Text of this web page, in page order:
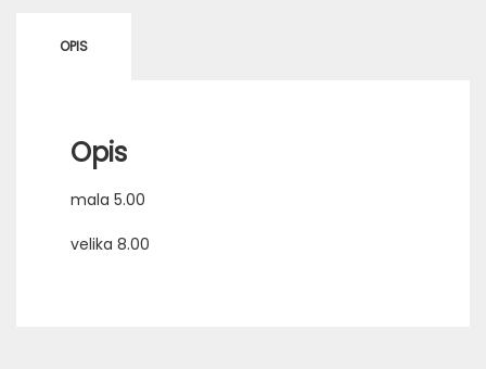
OPIS
Opis
mala 5.00
velika 8.00